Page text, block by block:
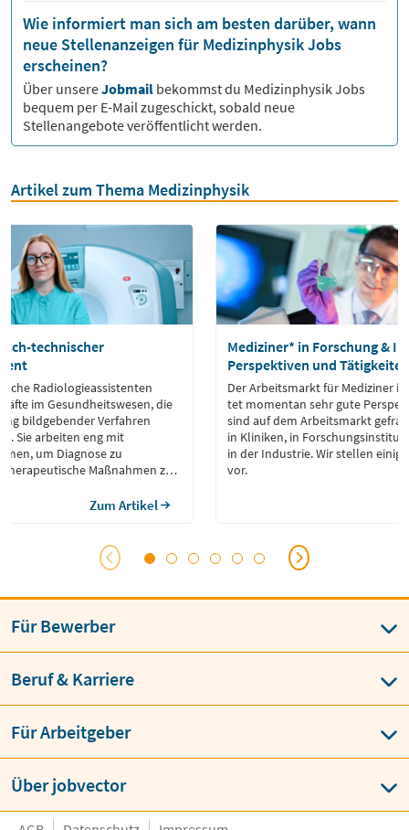
Wie informiert man sich am besten darüber, wann
neue Stellenanzeigen für Medizinphysik Jobs
erscheinen?
Über unsereJobmail bekommst du MedizinphysikJobs
bequem per E-Mail zugeschickt, sobald neue
Stellenangebote veröffentlicht werden.
Artikel zum Thema Medizinphysik
technischer
Radiologieassistenten
im Gesundheitswesen, die
bildgebender Verfahren
Sie arbeiten eng mit
um Diagnose zu
Maßnahmen zu
Zum Artikel
Mediziner* in Forschung &
Perspektiven und Tätigkeiten
Der Ar­beits­markt für Me­di­zi­ner
tet mo­men­tan sehr gute
sind auf dem Ar­beits­markt
in Kli­ni­ken, in
in der In­dus­trie. Wir stellen
vor.
Für Bewerber
Beruf & Karriere
Für Arbeitgeber
Über jobvector